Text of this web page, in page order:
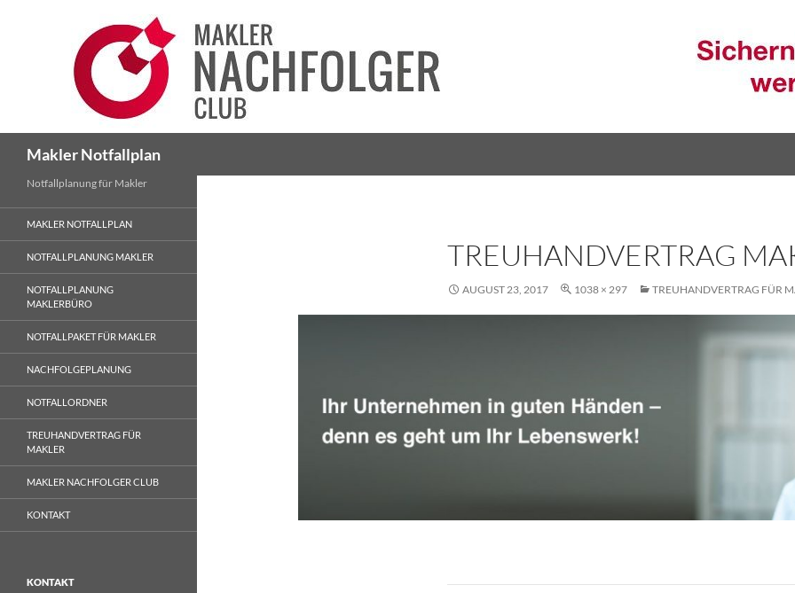
Makler Notfallplan
TREUHANDVERTRAG
AUGUST 23, 2017 1038 × 297 TREUHANDVERTRAG FÜR
Notfallplanung für Makler
MAKLER NOTFALLPLAN
NOTFALLPLANUNG MAKLER
NOTFALLPLANUNG
MAKLERBÜRO
NOTFALLPAKET FÜR MAKLER
NACHFOLGEPLANUNG
NOTFALLORDNER
TREUHANDVERTRAG FÜR
MAKLER
MAKLER NACHFOLGER CLUB
KONTAKT
KONTAKT